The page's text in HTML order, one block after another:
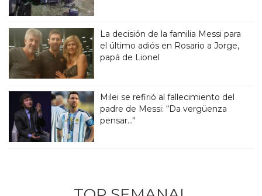
La decisión de la familia Messi para
el último adiós en Rosario a Jorge,
papá de Lionel
Milei se refirió al fallecimiento del
padre de Messi: “Da vergüenza
pensar..."